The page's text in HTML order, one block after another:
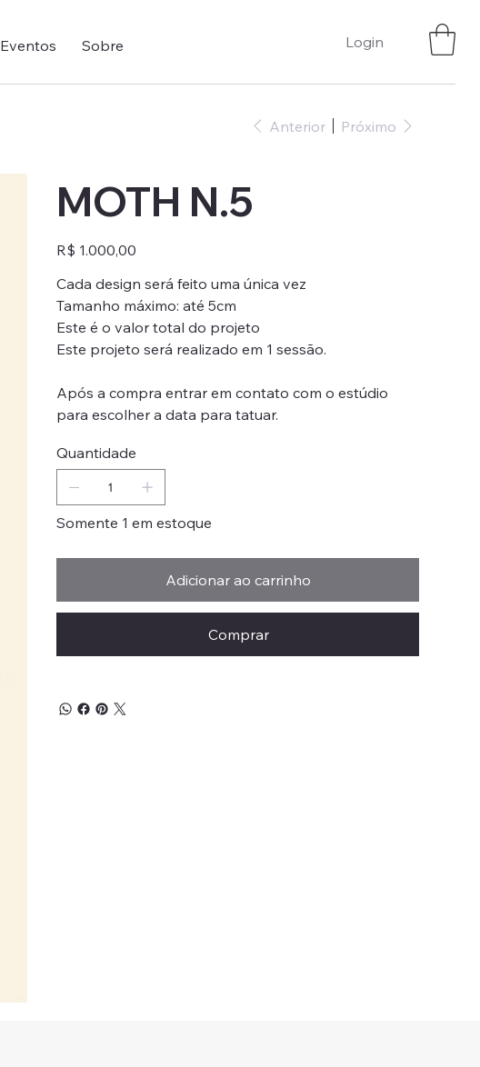
Eventos Sobre Login
Anterior Próximo
MOTH N.5
Preço
R$ 1.000,00
Cada design será feito uma única vez
Tamanho máximo: até 5cm
Este é o valor total do projeto
Este projeto será realizado em 1 sessão.
Após a compra entrar em contato com o estúdio
para escolher a data para tatuar.
Quantidade
Somente 1 em estoque
Adicionar ao carrinho
Comprar